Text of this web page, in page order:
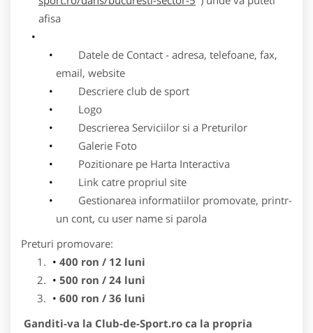
afisa
Datele de Contact - adresa, telefoane, fax,
email, website
Descriere club de sport
Logo
Descrierea Serviciilor si a Preturilor
Galerie Foto
Pozitionare pe Harta Interactiva
Link catre propriul site
Gestionarea informatiilor promovate, printr-
un cont, cu user name si parola
Preturi promovare:
400 ron / 12 luni
500 ron / 24 luni
600 ron / 36 luni
Ganditi-va la Club-de-Sport.ro ca la propria